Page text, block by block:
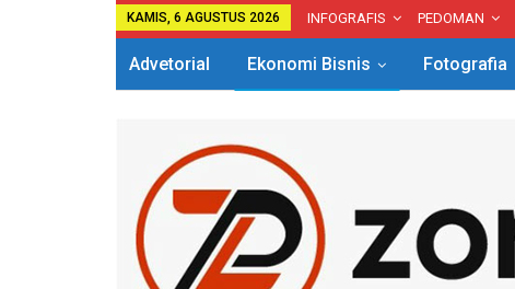
KAMIS, 6 AGUSTUS 2026 INFOGRAFIS PEDOMAN
Advetorial Ekonomi Bisnis Fotografia